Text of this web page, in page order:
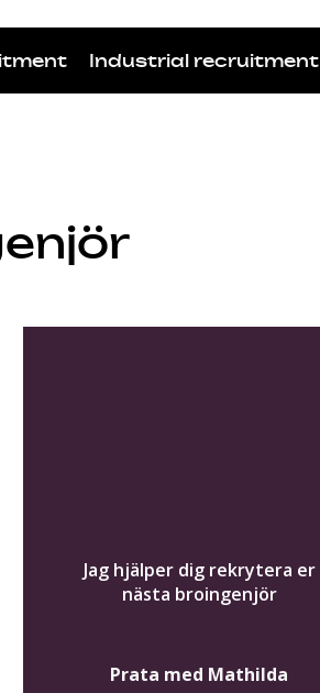
Industrial recruitment
Jag hjälper dig rekrytera er
nästa broingenjör
Prata med Mathilda